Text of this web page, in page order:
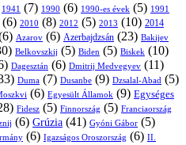
1941 (7) 1990 (6) 1990-es évek (5) 1991
(6) 2010 (8) 2012 (5) 2013 (10) 2014
Azarov (6) Azerbajdzsán (23) Bakijev
Belkovszkij (5) Biden (5) Biskek (10)
Dagesztán (6) Dmitrij Medvegyev (11)
Duma (7) Dusanbe (9) Dzsalal-Abad (5)
(6) Egyesült Államok (9) Egységes
Fidesz (5) Finnország (5) Franciaország
(6) Grúzia (41) Gyóni Gábor (5)
(6) Igazságos Oroszország (6) II.